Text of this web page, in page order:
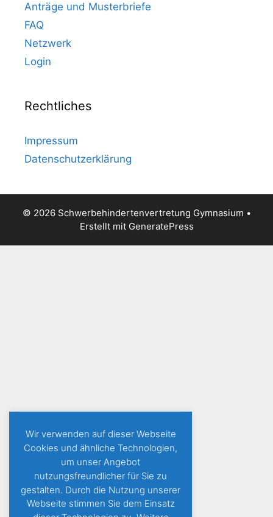
Anträge und Musterbriefe
FAQ
Netzwerk
Login
Rechtliches
Impressum
Datenschutzerklärung
© 2026 Schwerbehindertenvertretung Gymnasium •
Erstellt mit GeneratePress
Wir verwenden auf dieser Webseite
Cookies und ähnliche Technologien,
um unser Angebot
nutzungsfreundlicher für Sie zu
gestalten. Durch die Nutzung unserer
Webseite stimmen Sie dem Einsatz